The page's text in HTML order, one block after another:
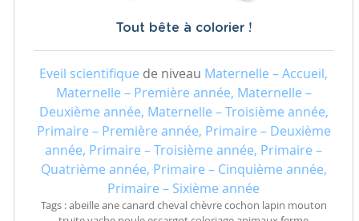
Tout bête à colorier !
Eveil scientifique de niveau Maternelle – Accueil,
Maternelle – Première année, Maternelle –
Deuxième année, Maternelle – Troisième année,
Primaire – Première année, Primaire – Deuxième
année, Primaire – Troisième année, Primaire –
Quatrième année, Primaire – Cinquième année,
Primaire – Sixième année
Tags : abeille ane canard cheval chèvre cochon lapin mouton